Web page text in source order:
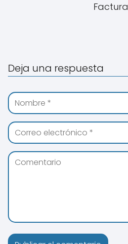
Factura
Deja una respuesta